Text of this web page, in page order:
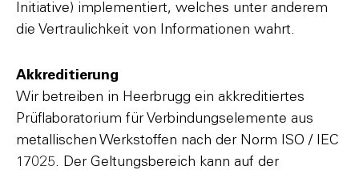
Initiative) implementiert, welches unter anderem
die Vertraulichkeit von Informationen wahrt.
Akkreditierung
Wir betreiben in Heerbrugg ein akkreditiertes
Prüflaboratorium für Verbindungselemente aus
metallischen Werkstoffen nach der Norm ISO / IEC
17025. Der Geltungsbereich kann auf der